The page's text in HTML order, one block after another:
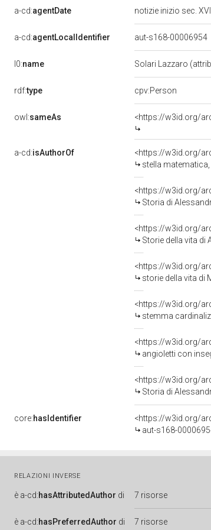
a-cd:agentDate notizie inizio sec. XVII
a-cd:agentLocalIdentifier aut-s168-00006954
l0:name Solari Lazzaro
rdf:type cpv:Person
owl:sameAs <https://w3id.org/
a-cd:isAuthorOf
<https://w3id.org/
stella
<https://w3id.org/
Storia di
<https://w3id.org/
Storie della vita di
<https://w3id.org/
storie della vita di
<https://w3id.org/
stemma
<https://w3id.org/
angioletti con
<https://w3id.org/
Storia di
core:hasIdentifier
<https://w3id.org/
aut-s168-
RELAZIONI INVERSE
è a-cd:hasAttributedAuthor di 7 risorse
è a-cd:hasPreferredAuthor di 7 risorse